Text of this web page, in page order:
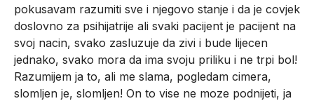
pokusavam razumiti sve i njegovo stanje i da je covjek
doslovno za psihijatrije ali svaki pacijent je pacijent na
svoj nacin, svako zasluzuje da zivi i bude lijecen
jednako, svako mora da ima svoju priliku i ne trpi bol!
Razumijem ja to, ali me slama, pogledam cimera,
slomljen je, slomljen! On to vise ne moze podnijeti, ja